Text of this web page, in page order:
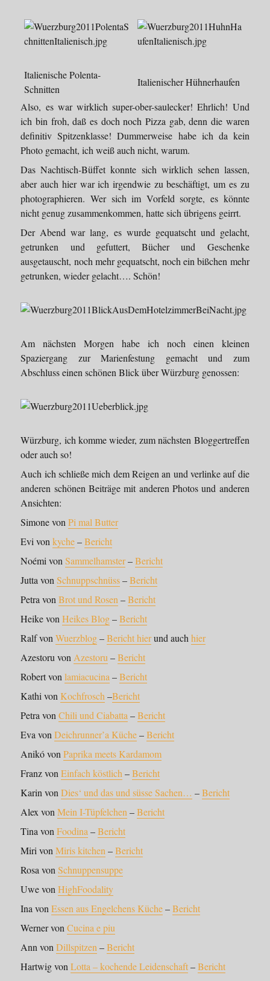
Italienische Polenta-
Schnitten
Italienischer Hühnerhaufen
Also, es war wirklich super-ober-saulecker! Ehrlich! Und
ich bin froh, daß es doch noch Pizza gab, denn die waren
definitiv Spitzenklasse! Dummerweise habe ich da kein
Photo gemacht, ich weiß auch nicht, warum.
Das Nachtisch-Büffet konnte sich wirklich sehen lassen,
aber auch hier war ich irgendwie zu beschäftigt, um es zu
photographieren. Wer sich im Vorfeld sorgte, es könnte
nicht genug zusammenkommen, hatte sich übrigens geirrt.
Der Abend war lang, es wurde gequatscht und gelacht,
getrunken und gefuttert, Bücher und Geschenke
ausgetauscht, noch mehr gequatscht, noch ein bißchen mehr
getrunken, wieder gelacht…. Schön!
Am nächsten Morgen habe ich noch einen kleinen
Spaziergang zur Marienfestung gemacht und zum
Abschluss einen schönen Blick über Würzburg genossen:
Würzburg, ich komme wieder, zum nächsten Bloggertreffen
oder auch so!
Auch ich schließe mich dem Reigen an und verlinke auf die
anderen schönen Beiträge mit anderen Photos und anderen
Ansichten:
Simone vonPi mal Butter
Evi vonkyche–Bericht
Noémi vonSammelhamster–Bericht
Jutta vonSchnuppschnüss–Bericht
Petra vonBrot und Rosen –Bericht
Heike vonHeikes Blog–Bericht
Ralf vonWuerzblog–Bericht hierund auchhier
Azestoru von Azestoru –Bericht
Robert vonlamiacucina –Bericht
Kathi vonKochfrosch –Bericht
Petra vonChili und Ciabatta –Bericht
Eva vonDeichrunner’a Küche–Bericht
Anikó vonPaprika meets Kardamom
Franz vonEinfach köstlich –Bericht
Karin vonDies‘ und das und süsse Sachen… –Bericht
Alex vonMein I-Tüpfelchen –Bericht
Tina vonFoodina –Bericht
Miri vonMiris kitchen –Bericht
Rosa vonSchnuppensuppe
Uwe vonHighFoodality
Ina vonEssen aus Engelchens Küche–Bericht
Werner vonCucina e piu
Ann vonDillspitzen –Bericht
Hartwig vonLotta – kochende Leidenschaft–Bericht